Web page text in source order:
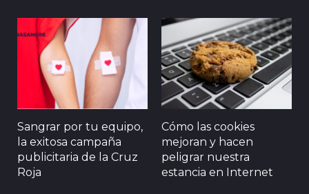
Sangrar por tu equipo,
la exitosa campaña
publicitaria de la Cruz
Roja
Cómo las cookies
mejoran y hacen
peligrar nuestra
estancia en Internet